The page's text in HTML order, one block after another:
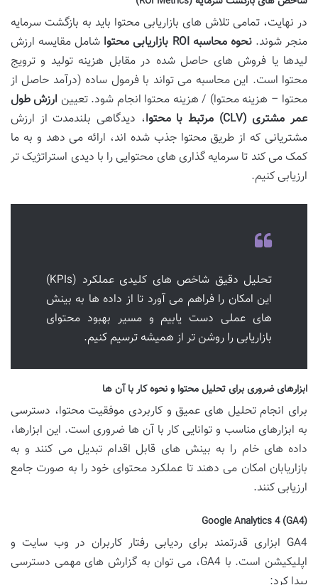
در نهایت، تمامی تلاش های بازاریابی محتوا باید به بازگشت سرمایه
منجر شوند.نحوه محاسبه ROI بازاریابی محتوا
شامل مقایسه ارزش
لیدها یا فروش های حاصل شده در مقابل هزینه تولید و ترویج
محتوا است. این محاسبه می تواند با فرمول ساده (درآمد حاصل از
محتوا – هزینه محتوا) / هزینه محتوا انجام شود. تعیین ارزش طول
عمر مشتری (CLV) مرتبط با محتوا
، دیدگاهی بلندمدت از ارزش
مشتریانی که از طریق محتوا جذب شده اند، ارائه می دهد و به ما
کمک می کند تا سرمایه گذاری های محتوایی را با دیدی استراتژیک تر
ارزیابی کنیم.
تحلیل دقیق شاخص های کلیدی عملکرد (KPIs)
این امکان را فراهم می آورد تا از داده ها به بینش
های عملی دست یابیم و مسیر بهبود محتوای
بازاریابی را روشن تر از همیشه ترسیم کنیم.
ابزارهای ضروری برای تحلیل محتوا و نحوه کار با آن ها
برای انجام تحلیل های عمیق و کاربردی موفقیت محتوا، دسترسی
به ابزارهای مناسب و توانایی کار با آن ها ضروری است. این ابزارها،
داده های خام را به بینش های قابل اقدام تبدیل می کنند و به
بازاریابان امکان می دهند تا عملکرد محتوای خود را به صورت جامع
ارزیابی کنند.
Google Analytics 4 (GA4)
GA4 ابزاری قدرتمند برای ردیابی رفتار کاربران در وب سایت و
اپلیکیشن است. با GA4، می توان به گزارش های مهمی دسترسی